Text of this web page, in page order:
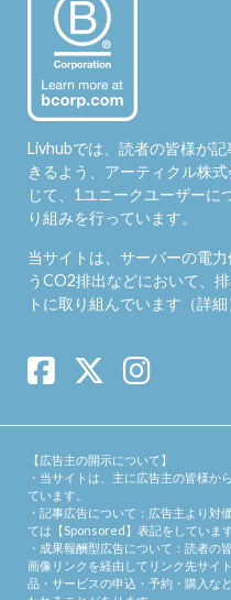
Livhubでは、読者の皆様が
きるよう、アーティクル株
じて、1ユニークユーザーに
り組みを行っています。
当サイトは、サーバーの電
うCO2排出などにおいて、
トに取り組んでいます（詳細
【広告主の開示について】
・当サイトは、主に広告主の皆様か
ています。
・記事広告について：広告主より対
ては【Sponsored】表記をしています
・成果報酬型広告について：読者の
画像リンクを経由してリンク先サイ
品・サービスの申込・予約・購入な